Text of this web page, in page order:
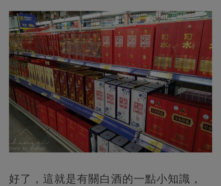
好了，這就是有關白酒的一點小知識，